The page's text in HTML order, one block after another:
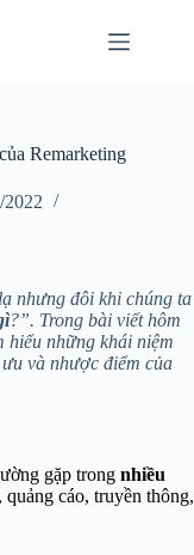
Remarketing
2022
nhưng đôi khi chúng ta
?”. Trong bài viết hôm
hiểu những khái niệm
và nhược điểm của
gặp trong nhiều
quảng cáo, truyền thông,